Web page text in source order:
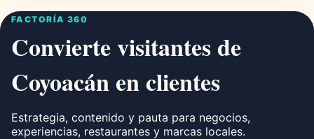
FACTORÍA 360
Convierte visitantes de
Coyoacán en clientes
Estrategia, contenido y pauta para negocios,
experiencias, restaurantes y marcas locales.